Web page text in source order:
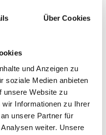
Über Cookies
und Anzeigen zu
soziale Medien anbieten
unsere Website zu
Informationen zu Ihrer
unsere Partner für
weiter. Unsere
HELPFUL?